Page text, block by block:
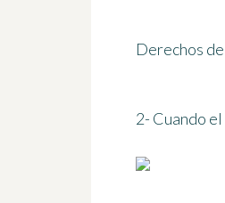
Derechos
2- Cuando